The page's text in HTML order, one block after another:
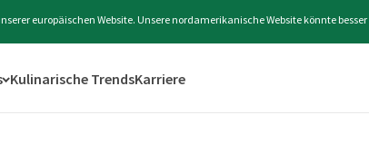
europäischen Website. Unsere nordamerikanische Website könnte
Kulinarische TrendsKarriere